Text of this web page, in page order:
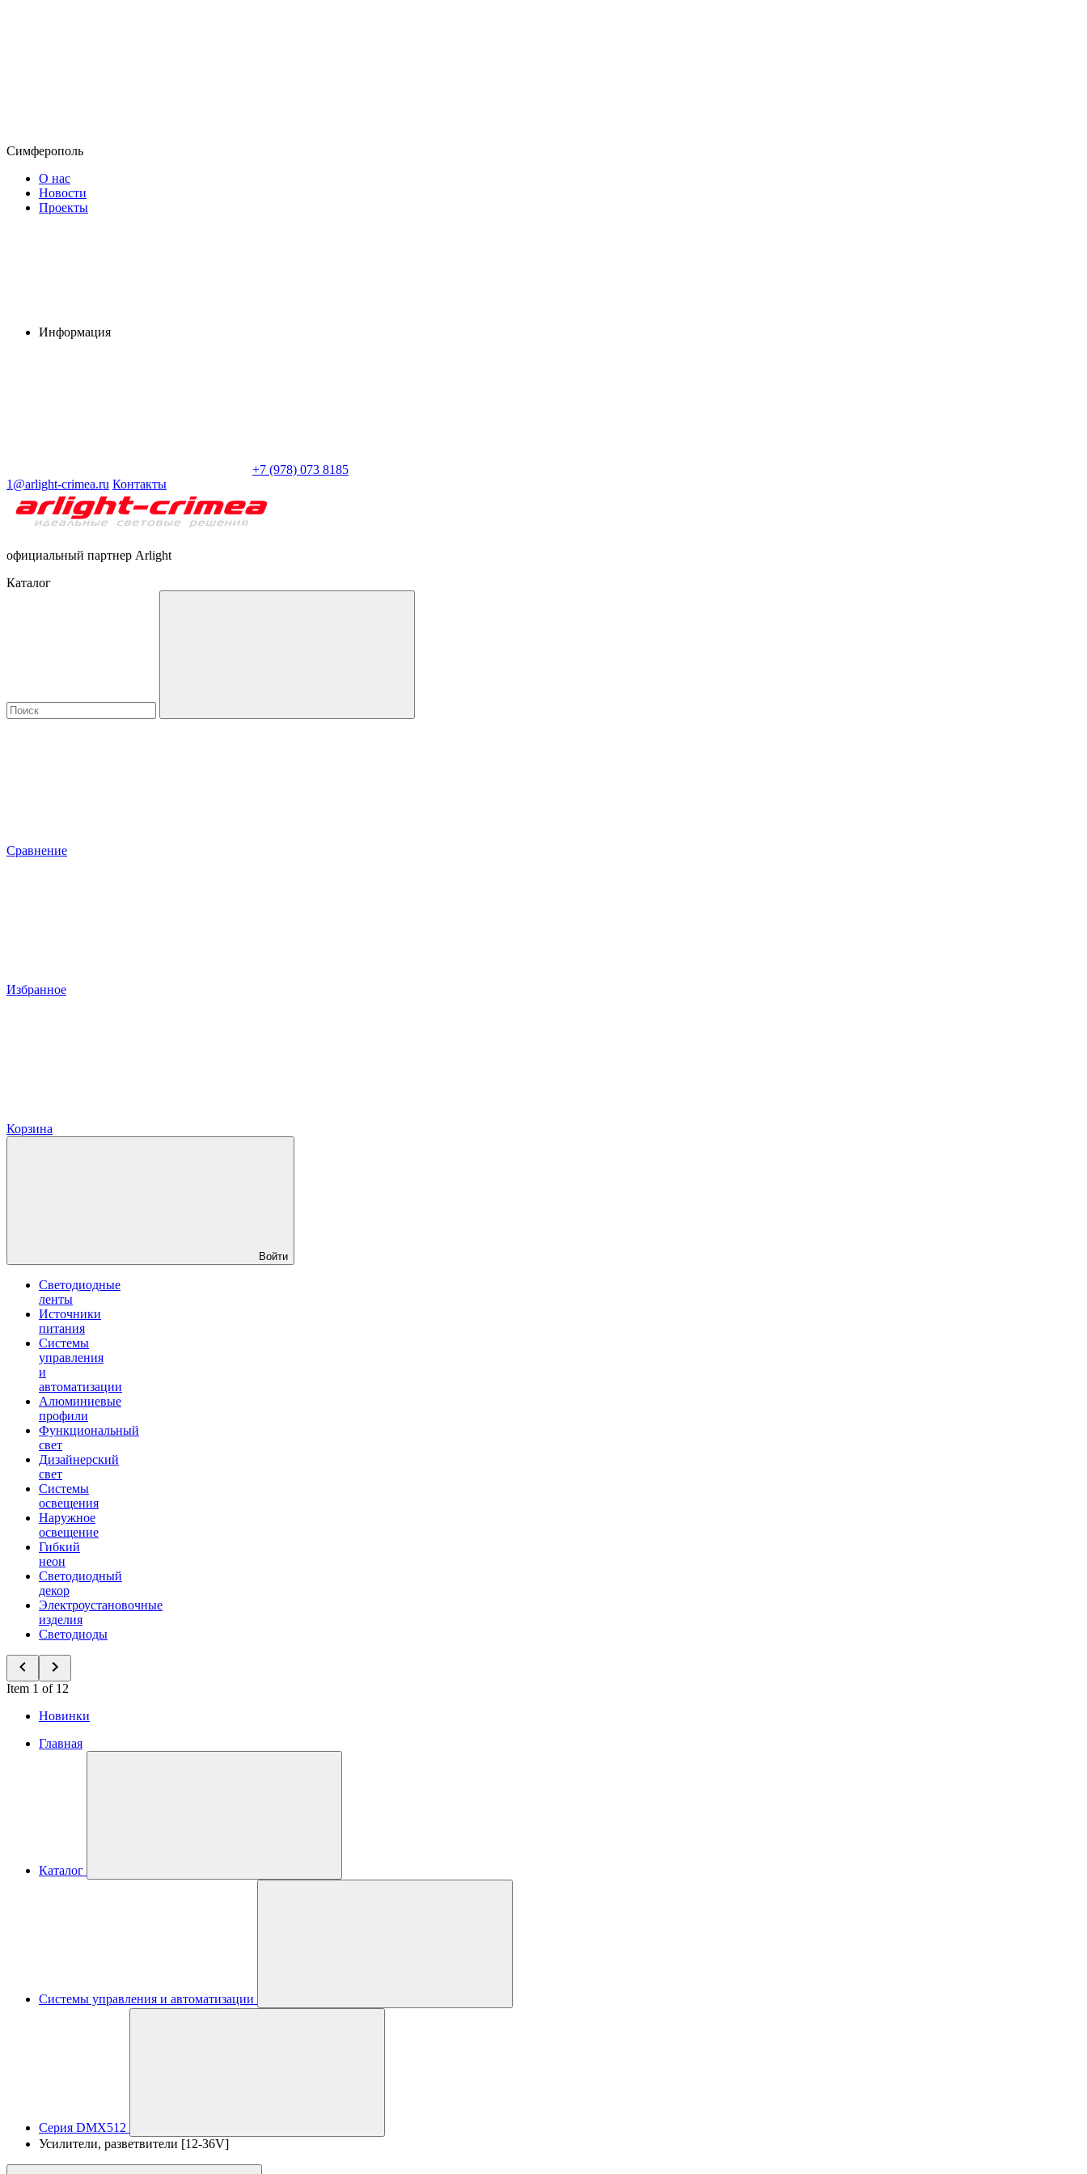
Симферополь
О нас
Новости
Проекты
Информация
+7 (978) 073 8185
1@arlight-crimea.ru Контакты
официальный партнер Arlight
Каталог
Сравнение
Избранное
Корзина
Войти
Светодиодные
ленты
Источники
питания
Системы
управления
и
автоматизации
Алюминиевые
профили
Функциональный
свет
Дизайнерский
свет
Системы
освещения
Наружное
освещение
Гибкий
неон
Светодиодный
декор
Электроустановочные
изделия
Светодиоды
Item 1 of 12
Новинки
Главная
Каталог
Системы управления и автоматизации
Серия DMX512
Усилители, разветвители [12-36V]